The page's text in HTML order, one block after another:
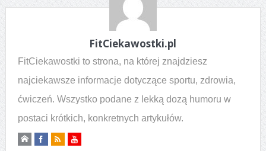
FitCiekawostki.pl
FitCiekawostki to strona, na której znajdziesz
najciekawsze informacje dotyczące sportu, zdrowia,
ćwiczeń. Wszystko podane z lekką dozą humoru w
postaci krótkich, konkretnych artykułów.